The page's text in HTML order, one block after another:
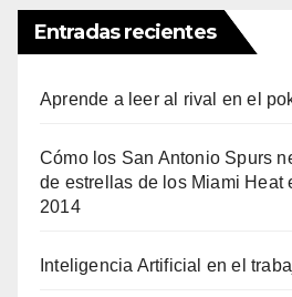
Entradas recientes
Aprende a leer al rival en el
Cómo los San Antonio Spurs
de estrellas de los Miami Heat
2014
Inteligencia Artificial en el